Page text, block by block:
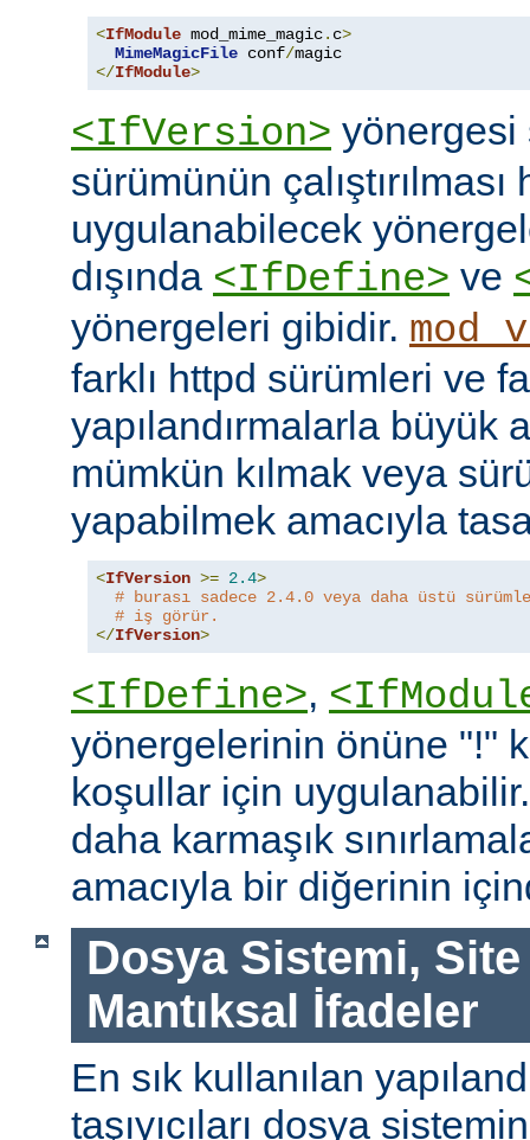
<IfModule mod_mime_magic. c>
MimeMagicFile conf/
</IfModule>
<IfVersion> yönergesi
sürümünün çalıştırılması
uygulanabilecek
dışında <IfDefine> ve
yönergeleri gibidir.
farklı httpd sürümleri ve
yapılandırmalarla büyük
mümkün kılmak veya
yapabilmek amacıyla
<IfVersion >= 2.4>
# burası sadece 2.4.0 veya daha üstü
# iş görür.
</IfVersion>
<IfDefine>,
yönergelerinin önüne "!"
koşullar için
daha karmaşık
amacıyla bir diğerinin
Dosya Sistemi, Site
Mantıksal İfadeler
En sık kullanılan
taşıyıcıları dosya